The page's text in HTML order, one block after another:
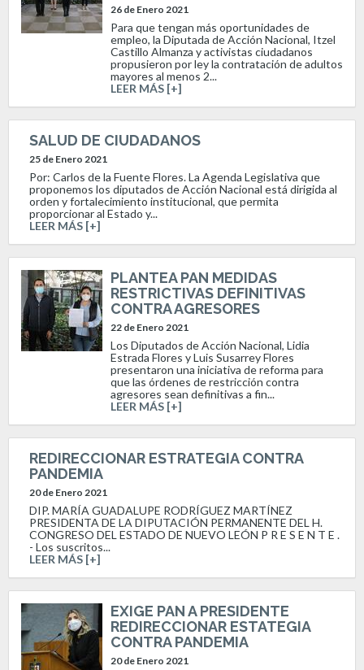
26 de Enero 2021
Para que tengan más oportunidades de
empleo, la Diputada de Acción Nacional, Itzel
Castillo Almanza y activistas ciudadanos
propusieron por ley la contratación de adultos
mayores al menos 2...
LEER MÁS [+]
SALUD DE CIUDADANOS
25 de Enero 2021
Por: Carlos de la Fuente Flores. La Agenda Legislativa que
proponemos los diputados de Acción Nacional está dirigida al
orden y fortalecimiento institucional, que permita
proporcionar al Estado y...
LEER MÁS [+]
PLANTEA PAN MEDIDAS
RESTRICTIVAS DEFINITIVAS
CONTRA AGRESORES
22 de Enero 2021
Los Diputados de Acción Nacional, Lidia
Estrada Flores y Luis Susarrey Flores
presentaron una iniciativa de reforma para
que las órdenes de restricción contra
agresores sean definitivas a fin...
LEER MÁS [+]
REDIRECCIONAR ESTRATEGIA CONTRA
PANDEMIA
20 de Enero 2021
DIP. MARÍA GUADALUPE RODRÍGUEZ MARTÍNEZ
PRESIDENTA DE LA DIPUTACIÓN PERMANENTE DEL H.
CONGRESO DEL ESTADO DE NUEVO LEÓN P R E S E N T E .
- Los suscritos...
LEER MÁS [+]
EXIGE PAN A PRESIDENTE
REDIRECCIONAR ESTATEGIA
CONTRA PANDEMIA
20 de Enero 2021